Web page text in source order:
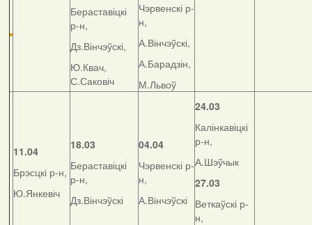
Бераставіцкі
р-н,
Дз.Вінчэўскі,
Ю.Квач,
С.Саковіч
Чэрвенскі р-
н,
А.Вінчэўскі,
А.Барадзін,
М.Львоў
11.04
Брэсцкі р-н,
Ю.Янкевіч
18.03
Бераставіцкі
р-н,
Дз.Вінчэўскі
04.04
Чэрвенскі р-
н,
А.Вінчэўскі
24.03
Калінкавіцкі
р-н,
А.Шэўчык
27.03
Веткаўскі р-
н,